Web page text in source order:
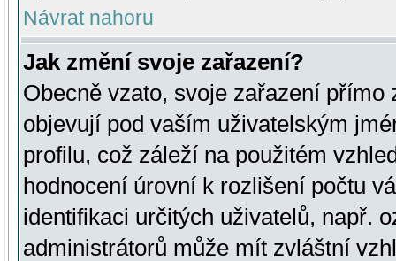
Návrat nahoru
Jak změní svoje zařazení?
Obecně vzato, svoje zařazení přímo
objevují pod vaším uživatelským
profilu, což záleží na použitém
hodnocení úrovní k rozlišení počtu
identifikaci určitých uživatelů, např.
administrátorů může mít zvláštní